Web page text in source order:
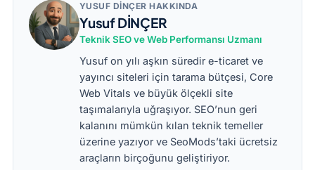
YUSUF DİNÇER HAKKINDA
Yusuf DİNÇER
Teknik SEO ve Web Performansı Uzmanı
Yusuf on yılı aşkın süredir e-ticaret ve
yayıncı siteleri için tarama bütçesi, Core
Web Vitals ve büyük ölçekli site
taşımalarıyla uğraşıyor. SEO’nun geri
kalanını mümkün kılan teknik temeller
üzerine yazıyor ve SeoMods’taki ücretsiz
araçların birçoğunu geliştiriyor.